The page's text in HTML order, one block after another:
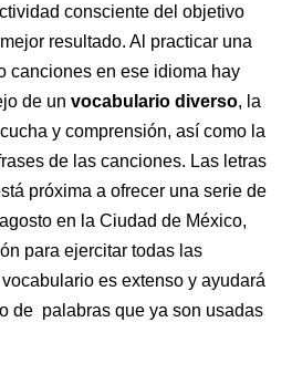
consciente del objetivo
resultado. Al practicar una
canciones en ese idioma hay
de un vocabulario diverso, la
y comprensión, así como la
de las canciones. Las letras
próxima a ofrecer una serie de
en la Ciudad de México,
para ejercitar todas las
es extenso y ayudará
de palabras que ya son usadas